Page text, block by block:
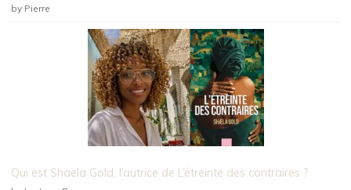
by Pierre
Qui est Shaela Gold, l’autrice de L’étreinte des contraires ?